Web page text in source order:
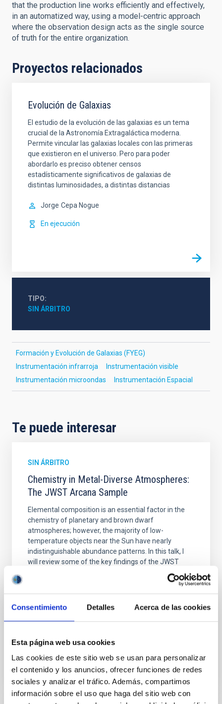
Consentimiento Detalles Acerca de las cookies
Esta página web usa cookies
Las cookies de este sitio web se usan para personalizar
el contenido y los anuncios, ofrecer funciones de redes
sociales y analizar el tráfico. Además, compartimos
información sobre el uso que haga del sitio web con
that the production line works efficiently and effectively,
in an automatized way, using a model-centric approach
where the observation design acts as the single source
of truth for the entire organization.
Proyectos relacionados
Evolución de Galaxias
El estudio de la evolución de las galaxias es un tema
crucial de la Astronomía Extragaláctica moderna.
Permite vincular las galaxias locales con las primeras
que existieron en el universo. Pero para poder
abordarlo es preciso obtener censos
estadísticamente significativos de galaxias de
distintas luminosidades, a distintas distancias
Jorge Cepa Nogue
En ejecución
TIPO
SIN ÁRBITRO
Formación y Evolución de Galaxias (FYEG)
Instrumentación infrarroja
Instrumentación visible
Instrumentación microondas
Instrumentación Espacial
Te puede interesar
SIN ÁRBITRO
Chemistry in Metal-Diverse Atmospheres:
The JWST Arcana Sample
Elemental composition is an essential factor in the
chemistry of planetary and brown dwarf
atmospheres; however, the majority of low-
temperature objects near the Sun have nearly
indistinguishable abundance patterns. In this talk, I
will review some of the key findings of the JWST
Cycle 3 "Arcana of the Ancients" program, which
Burgasser, Adam et al.
NÚMERO DE CITAS 0